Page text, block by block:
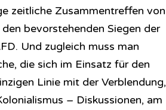
zeitliche Zusammentreffen von
bevorstehenden Siegen der
Und zugleich muss man
die sich im Einsatz für den
Linie mit der Verblendung,
– Diskussionen, am